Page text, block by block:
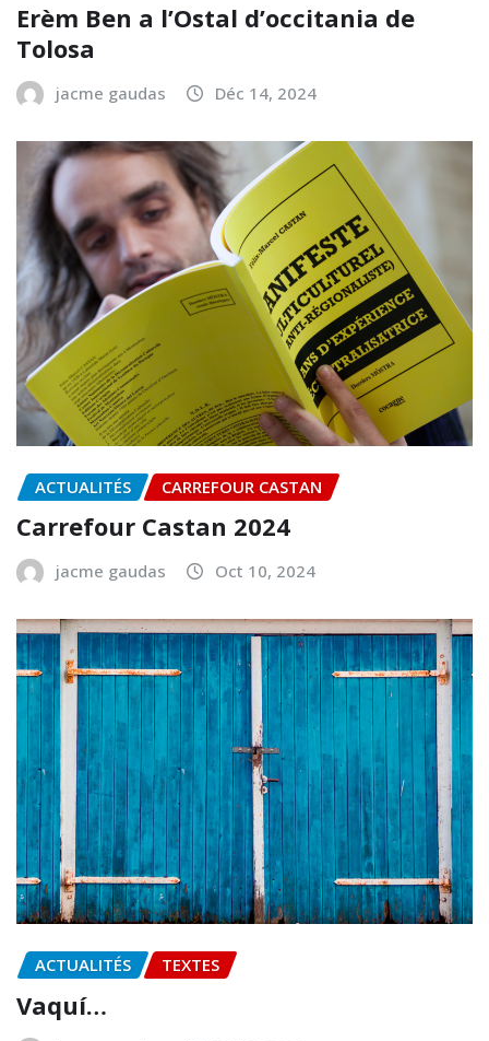
Erèm Ben a l’Ostal d’occitania de
Tolosa
jacme gaudas Déc 14, 2024
ACTUALITÉS CARREFOUR CASTAN
Carrefour Castan 2024
jacme gaudas Oct 10, 2024
ACTUALITÉS TEXTES
Vaquí…